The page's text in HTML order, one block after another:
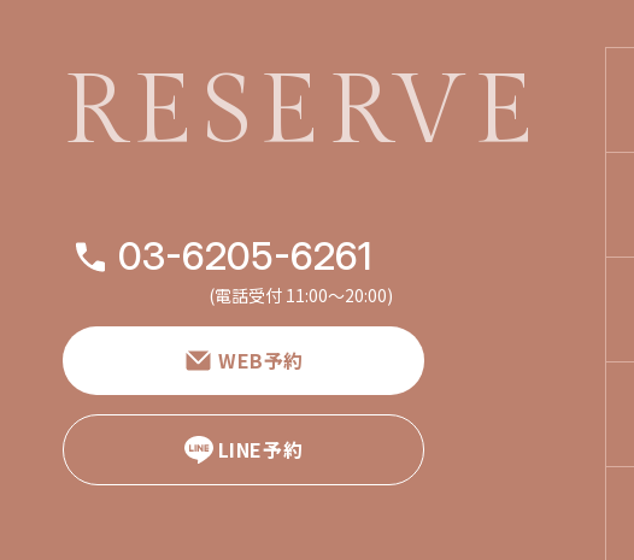
RESERVE
03-6205-6261
(電話受付 11:00〜20:00)
WEB予約
LINE予約